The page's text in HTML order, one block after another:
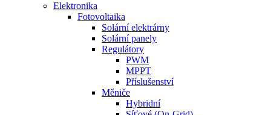
Elektronika
Fotovoltaika
Solární elektrárny
Solární panely
Regulátory
PWM
MPPT
Příslušenství
Měniče
Hybridní